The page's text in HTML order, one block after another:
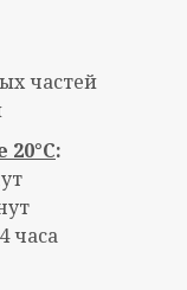
частей
20°С:
часа